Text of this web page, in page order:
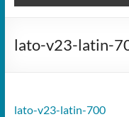
lato-v23-latin-
lato-v23-latin-700